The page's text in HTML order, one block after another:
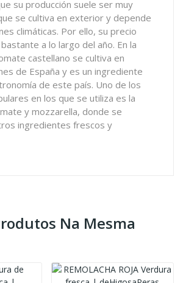
su producción suele ser muy
se cultiva en exterior y depende
climáticas. Por ello, su precio
a lo largo del año. En la
castellano se cultiva en
de España y es un ingrediente
de este país. Uno de los
en los que se utiliza es la
y mozzarella, donde se
ingredientes frescos y
Na Mesma